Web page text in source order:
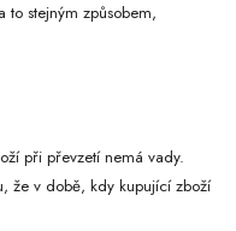
stejným způsobem,
při převzetí nemá vady.
že v době, kdy kupující zboží